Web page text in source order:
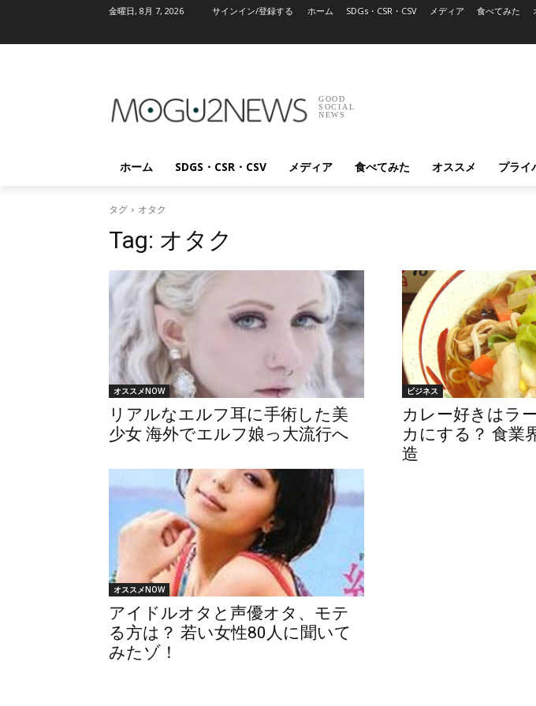
金曜日, 8月 7, 2026 サインイン/登録する ホーム SDGs・CSR・CSV メディア 食べてみた
GOOD
SOCIAL
NEWS
ホーム SDGS・CSR・CSV メディア 食べてみた オススメ プライ
タグ オタク
Tag: オタク
オススメNOW
リアルなエルフ耳に手術した美
少女 海外でエルフ娘っ大流行へ
ビジネス
カレー好きはラ
カにする？ 食業
造
オススメNOW
アイドルオタと声優オタ、モテ
る方は？ 若い女性80人に聞いて
みたゾ！